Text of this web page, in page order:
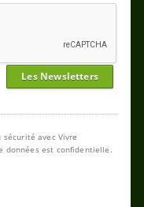
Les Newsletters
avec Vivre
données est confidentielle.